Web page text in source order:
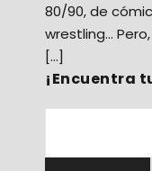
80/90, de
wrestling…
[…]
¡Encuentra